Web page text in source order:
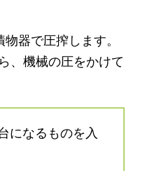
器で圧搾します。
、機械の圧をかけて
になるものを入